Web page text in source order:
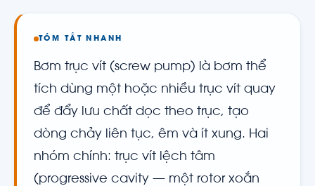
TÓM TẮT NHANH
Bơm trục vít (screw pump) là bơm thể
tích dùng một hoặc nhiều trục vít quay
để đẩy lưu chất dọc theo trục, tạo
dòng chảy liên tục, êm và ít xung. Hai
nhóm chính: trục vít lệch tâm
(progressive cavity — một rotor xoắn